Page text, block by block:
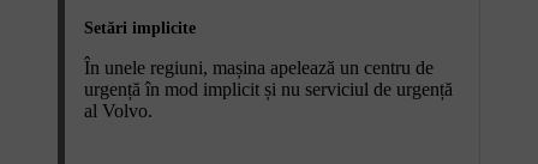
Setări implicite
În unele regiuni, mașina apelează un centru de
urgență în mod implicit și nu serviciul de urgență
al Volvo.